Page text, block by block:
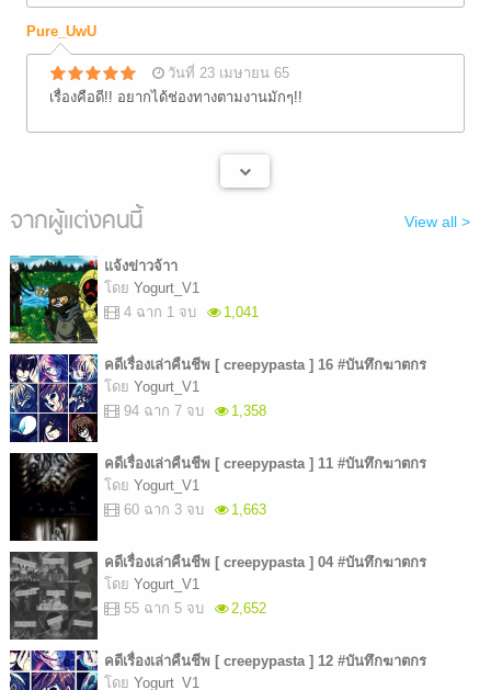
Pure_UwU
วันที่ 23 เมษายน 65
เรื่องคือดี!! อยากได้ช่องทางตามงานมักๆ!!
จากผู้แต่งคนนี้ View all >
แจ้งข่าวจ้าา
โดย Yogurt_V1
4 ฉาก 1 จบ
1,041
คดีเรื่องเล่าคืนชีพ [ creepypasta ] 16 #บันทึกฆาตกร
โดย Yogurt_V1
94 ฉาก 7 จบ
1,358
คดีเรื่องเล่าคืนชีพ [ creepypasta ] 11 #บันทึกฆาตกร
โดย Yogurt_V1
60 ฉาก 3 จบ
1,663
คดีเรื่องเล่าคืนชีพ [ creepypasta ] 04 #บันทึกฆาตกร
โดย Yogurt_V1
55 ฉาก 5 จบ
2,652
คดีเรื่องเล่าคืนชีพ [ creepypasta ] 12 #บันทึกฆาตกร
โดย Yogurt_V1